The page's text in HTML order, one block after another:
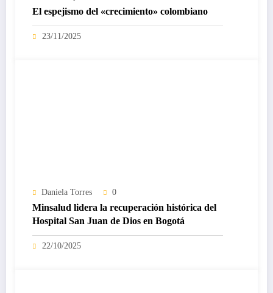
El espejismo del «crecimiento» colombiano
23/11/2025
Daniela Torres 0
Minsalud lidera la recuperación histórica del
Hospital San Juan de Dios en Bogotá
22/10/2025